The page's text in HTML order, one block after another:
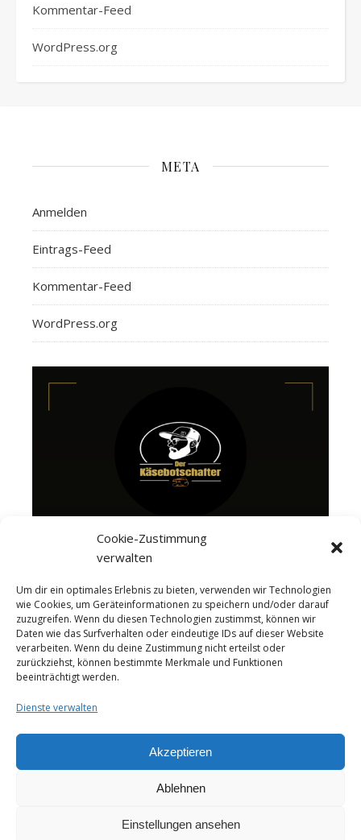
Cookie-Zustimmung
verwalten
Um dir ein optimales Erlebnis zu bieten, verwenden wir Technologien
wie Cookies, um Geräteinformationen zu speichern und/oder darauf
zuzugreifen. Wenn du diesen Technologien zustimmst, können wir
Daten wie das Surfverhalten oder eindeutige IDs auf dieser Website
verarbeiten. Wenn du deine Zustimmung nicht erteilst oder
zurückziehst, können bestimmte Merkmale und Funktionen
beeinträchtigt werden.
Dienste verwalten
Akzeptieren
Ablehnen
Einstellungen ansehen
Kommentar-Feed
WordPress.org
META
Anmelden
Eintrags-Feed
Kommentar-Feed
WordPress.org
Videos Das Käseportal Merchandise